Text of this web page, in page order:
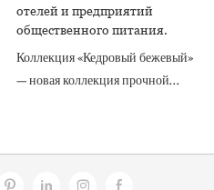
Коллекция «Кедровый бежевый»
— новая коллекция прочной